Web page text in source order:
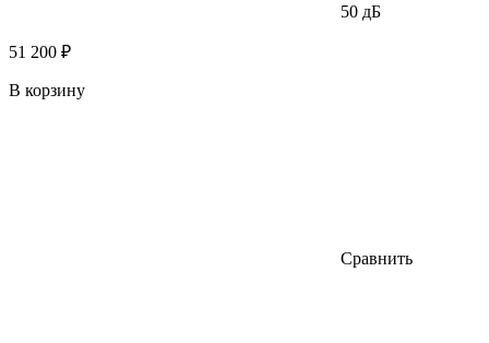
50 дБ
51 200 ₽
В корзину
Сравнить